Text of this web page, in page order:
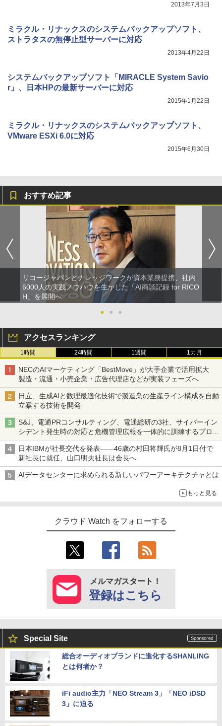
2013年7月3日
ミラクル・リナックスのシステムバックアップソフト、
ストラタスの無停止型サーバーに対応
2013年4月22日
システムバックアップソフト「MIRACLE System Savio
r」、日本HPの最新サーバーに対応
2015年1月22日
ミラクル・リナックスのシステムバックアップソフト、
VMware ESXi 6.0に対応
2015年6月30日
おすすめ記事
リコージャパンとナレッジワークが資本業務提携、社内
6000人の実践ノウハウを生かした「AI商談記録 for RICO
H」を展開へ
●
● ●
アクセスランキング
1時間 24時間 1週間 1カ月
NECのAIマーケティング「BestMove」が大手企業で活用拡大
製造・流通・小売企業・広告代理店などが実装フェーズへ
日立、生成AIと数理最適化技術で製造業の生産ライン構成を自動
立案する技術を開発
S&J、電通PRコンサルティング、電通総研の3社、サイバーイン
シデント発生時の対応と危機管理広報を一体的に訓練するプログ
ラムを提供
日本IBMが社長交代を発表――46歳の村田将輝氏が8月1日付で
新社長に就任、山口明夫社長は会長へ
AIデータセンターに求められる新しいパワーアーキテクチャとは
もっと見る
クラウド Watch をフォローする
メルマガスタート！
登録はこちら
Special Site
総合オーディオブランドに進化するSHANLING
とは何者か？
iFi audio主力「NEO Stream 3」「NEO iDSD
3」に迫る